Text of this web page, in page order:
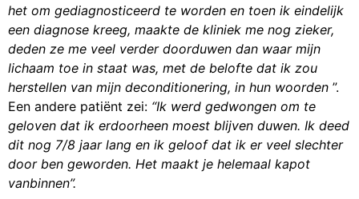
het om gediagnosticeerd te worden en toen ik eindelijk
een diagnose kreeg, maakte de kliniek me nog zieker,
deden ze me veel verder doorduwen dan waar mijn
lichaam toe in staat was, met de belofte dat ik zou
herstellen van mijn deconditionering, in hun woorden ”.
Een andere patiënt zei: “Ik werd gedwongen om te
geloven dat ik erdoorheen moest blijven duwen. Ik deed
dit nog 7/8 jaar lang en ik geloof dat ik er veel slechter
door ben geworden. Het maakt je helemaal kapot
vanbinnen”.